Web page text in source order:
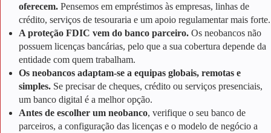
oferecem. Pensemos em empréstimos às empresas, linhas de
crédito, serviços de tesouraria e um apoio regulamentar mais forte.
A proteção FDIC vem do banco parceiro. Os neobancos não
possuem licenças bancárias, pelo que a sua cobertura depende da
entidade com quem trabalham.
Os neobancos adaptam-se a equipas globais, remotas e
simples. Se precisar de cheques, crédito ou serviços presenciais,
um banco digital é a melhor opção.
Antes de escolher um neobanco, verifique o seu banco de
parceiros, a configuração das licenças e o modelo de negócio a